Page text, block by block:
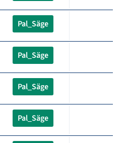
Pal_Säge
Pal_Säge
Pal_Säge
Pal_Säge